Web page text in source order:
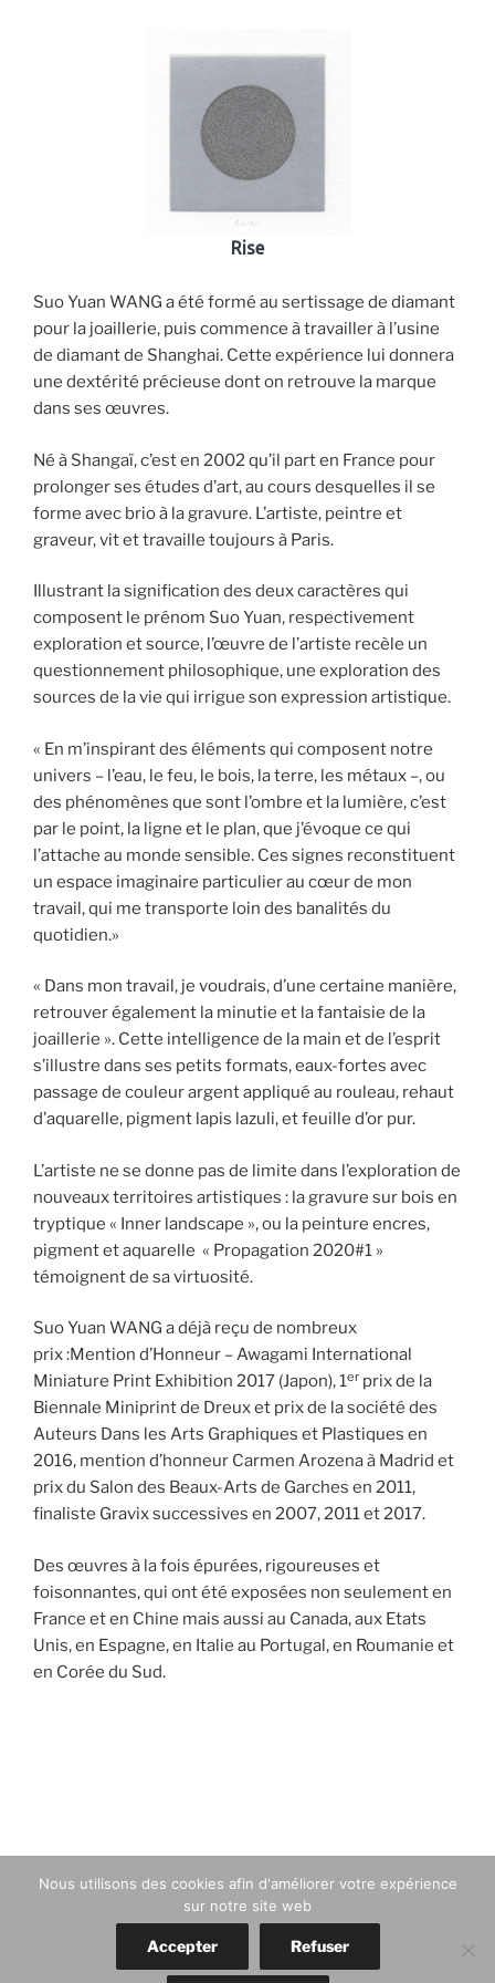
Rise
Suo Yuan WANG a été formé au sertissage de diamant
pour la joaillerie, puis commence à travailler à l’usine
de diamant de Shanghai. Cette expérience lui donnera
une dextérité précieuse dont on retrouve la marque
dans ses œuvres.
Né à Shangaï, c’est en 2002 qu’il part en France pour
prolonger ses études d’art, au cours desquelles il se
forme avec brio à la gravure. L’artiste, peintre et
graveur, vit et travaille toujours à Paris.
Illustrant la signification des deux caractères qui
composent le prénom Suo Yuan, respectivement
exploration et source, l’œuvre de l’artiste recèle un
questionnement philosophique, une exploration des
sources de la vie qui irrigue son expression artistique.
« En m’inspirant des éléments qui composent notre
univers – l’eau, le feu, le bois, la terre, les métaux –, ou
des phénomènes que sont l’ombre et la lumière, c’est
par le point, la ligne et le plan, que j’évoque ce qui
l’attache au monde sensible. Ces signes reconstituent
un espace imaginaire particulier au cœur de mon
travail, qui me transporte loin des banalités du
quotidien.»
« Dans mon travail, je voudrais, d’une certaine manière,
retrouver également la minutie et la fantaisie de la
joaillerie ». Cette intelligence de la main et de l’esprit
s’illustre dans ses petits formats, eaux-fortes avec
passage de couleur argent appliqué au rouleau, rehaut
d’aquarelle, pigment lapis lazuli, et feuille d’or pur.
L’artiste ne se donne pas de limite dans l’exploration de
nouveaux territoires artistiques : la gravure sur bois en
tryptique « Inner landscape », ou la peinture encres,
pigment et aquarelle « Propagation 2020#1 »
témoignent de sa virtuosité.
Suo Yuan WANG a déjà reçu de nombreux
prix :Mention d’Honneur – Awagami International
Miniature Print Exhibition 2017 (Japon), 1er prix de la
Biennale Miniprint de Dreux et prix de la société des
Auteurs Dans les Arts Graphiques et Plastiques en
2016, mention d’honneur Carmen Arozena à Madrid et
prix du Salon des Beaux-Arts de Garches en 2011,
finaliste Gravix successives en 2007, 2011 et 2017.
Des œuvres à la fois épurées, rigoureuses et
foisonnantes, qui ont été exposées non seulement en
France et en Chine mais aussi au Canada, aux Etats
Unis, en Espagne, en Italie au Portugal, en Roumanie et
en Corée du Sud.
Nous utilisons des cookies afin d'améliorer votre expérience
sur notre site web
Accepter Refuser